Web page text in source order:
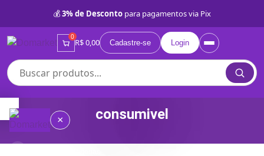
💰3% de Desconto para pagamentos via Pix
0
R$ 0,00 Cadastre-se Login
× consumivel